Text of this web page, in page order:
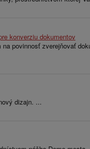
konverziu dokumentov
povinnosť zverejňovať
dizajn. ...